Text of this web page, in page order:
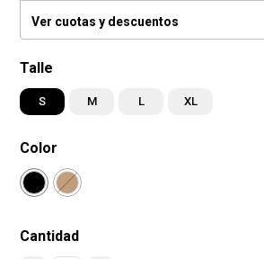
Ver cuotas y descuentos
Talle
S M L XL
Color
Cantidad